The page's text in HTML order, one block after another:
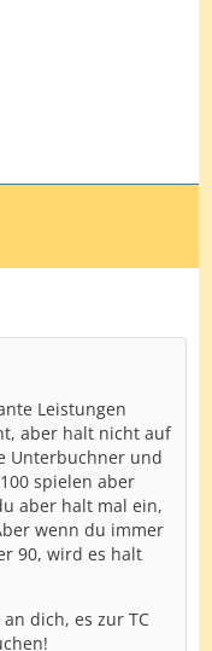
Leistungen
aber halt nicht auf
Unterbuchner und
spielen aber
aber halt mal ein,
wenn du immer
90, wird es halt
dich, es zur TC